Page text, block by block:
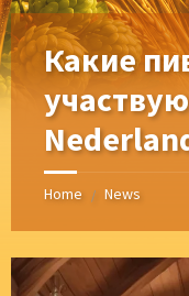
Какие
Home / News